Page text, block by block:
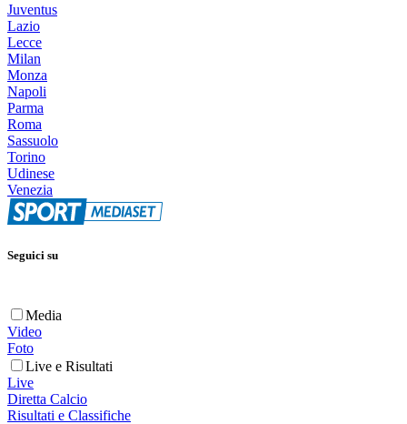
Juventus
Lazio
Lecce
Milan
Monza
Napoli
Parma
Roma
Sassuolo
Torino
Udinese
Venezia
Seguici su
Media
Video
Foto
Live e Risultati
Live
Diretta Calcio
Risultati e Classifiche